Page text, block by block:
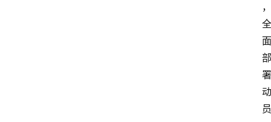
，
全
面
部
署
动
员